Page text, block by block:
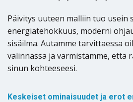
Päivitys uuteen malliin tuo usein
energiatehokkuus, moderni
sisäilma. Autamme tarvittaessa
valinnassa ja varmistamme, että
sinun kohteeseesi.
Keskeiset ominaisuudet ja erot